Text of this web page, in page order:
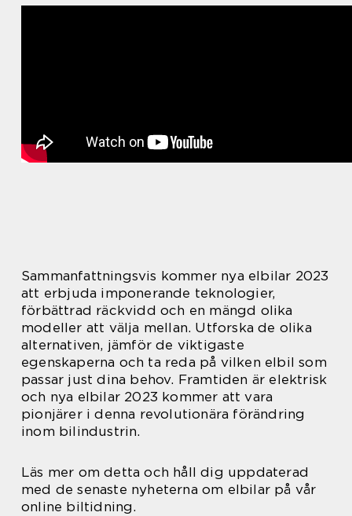
Sammanfattningsvis kommer nya elbilar 2023
att erbjuda imponerande teknologier,
förbättrad räckvidd och en mängd olika
modeller att välja mellan. Utforska de olika
alternativen, jämför de viktigaste
egenskaperna och ta reda på vilken elbil som
passar just dina behov. Framtiden är elektrisk
och nya elbilar 2023 kommer att vara
pionjärer i denna revolutionära förändring
inom bilindustrin.
Läs mer om detta och håll dig uppdaterad
med de senaste nyheterna om elbilar på vår
online biltidning.